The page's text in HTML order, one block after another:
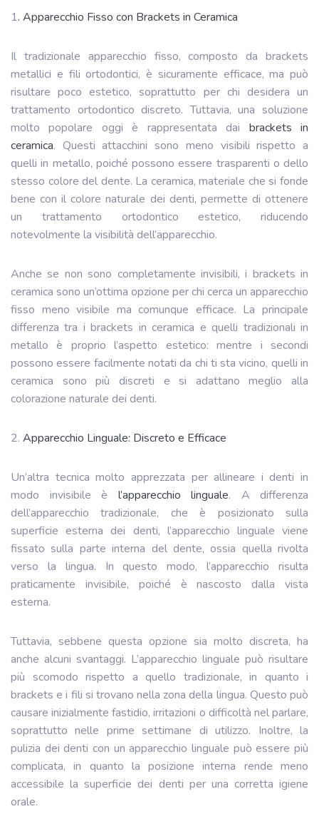
1. Apparecchio Fisso con Brackets in Ceramica
Il tradizionale apparecchio fisso, composto da brackets
metallici e fili ortodontici, è sicuramente efficace, ma può
risultare poco estetico, soprattutto per chi desidera un
trattamento ortodontico discreto. Tuttavia, una soluzione
molto popolare oggi è rappresentata dai brackets in
ceramica. Questi attacchini sono meno visibili rispetto a
quelli in metallo, poiché possono essere trasparenti o dello
stesso colore del dente. La ceramica, materiale che si fonde
bene con il colore naturale dei denti, permette di ottenere
un trattamento ortodontico estetico, riducendo
notevolmente la visibilità dell’apparecchio.
Anche se non sono completamente invisibili, i brackets in
ceramica sono un’ottima opzione per chi cerca un apparecchio
fisso meno visibile ma comunque efficace. La principale
differenza tra i brackets in ceramica e quelli tradizionali in
metallo è proprio l’aspetto estetico: mentre i secondi
possono essere facilmente notati da chi ti sta vicino, quelli in
ceramica sono più discreti e si adattano meglio alla
colorazione naturale dei denti.
2. Apparecchio Linguale: Discreto e Efficace
Un’altra tecnica molto apprezzata per allineare i denti in
modo invisibile è l’apparecchio linguale. A differenza
dell’apparecchio tradizionale, che è posizionato sulla
superficie esterna dei denti, l’apparecchio linguale viene
fissato sulla parte interna del dente, ossia quella rivolta
verso la lingua. In questo modo, l’apparecchio risulta
praticamente invisibile, poiché è nascosto dalla vista
esterna.
Tuttavia, sebbene questa opzione sia molto discreta, ha
anche alcuni svantaggi. L’apparecchio linguale può risultare
più scomodo rispetto a quello tradizionale, in quanto i
brackets e i fili si trovano nella zona della lingua. Questo può
causare inizialmente fastidio, irritazioni o difficoltà nel parlare,
soprattutto nelle prime settimane di utilizzo. Inoltre, la
pulizia dei denti con un apparecchio linguale può essere più
complicata, in quanto la posizione interna rende meno
accessibile la superficie dei denti per una corretta igiene
orale.